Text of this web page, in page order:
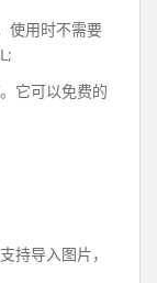
使用时不需要
它可以免费的
持导入图片，